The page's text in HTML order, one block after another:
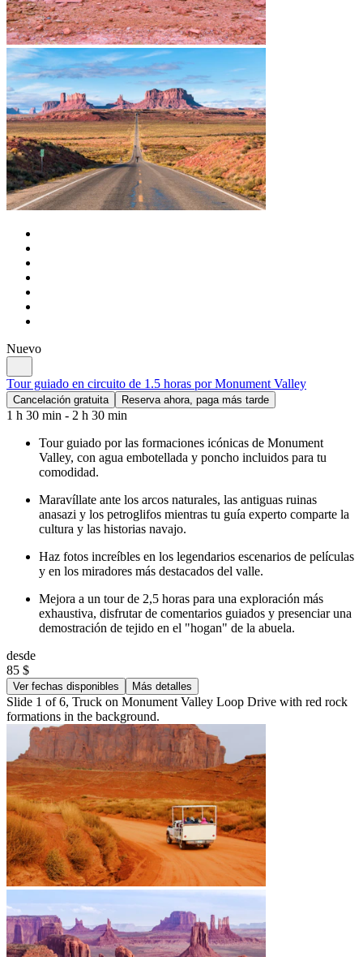
Nuevo
Tour guiado en circuito de 1.5 horas por Monument Valley
Cancelación gratuita Reserva ahora, paga más tarde
1 h 30 min - 2 h 30 min
Tour guiado por las formaciones icónicas de Monument
Valley, con agua embotellada y poncho incluidos para tu
comodidad.
Maravíllate ante los arcos naturales, las antiguas ruinas
anasazi y los petroglifos mientras tu guía experto comparte la
cultura y las historias navajo.
Haz fotos increíbles en los legendarios escenarios de películas
y en los miradores más destacados del valle.
Mejora a un tour de 2,5 horas para una exploración más
exhaustiva, disfrutar de comentarios guiados y presenciar una
demostración de tejido en el "hogan" de la abuela.
desde
85 $
Ver fechas disponibles Más detalles
Slide 1 of 6, Truck on Monument Valley Loop Drive with red rock
formations in the background.